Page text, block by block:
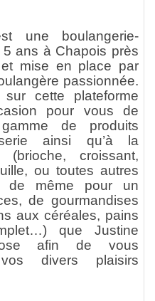
une boulangerie-
ans à Chapois près
mise en place par
passionnée.
cette plateforme
pour vous de
de produits
ainsi qu’à la
(brioche, croissant,
ou toutes autres
de même pour un
de gourmandises
aux céréales, pains
que Justine
afin de vous
divers plaisirs